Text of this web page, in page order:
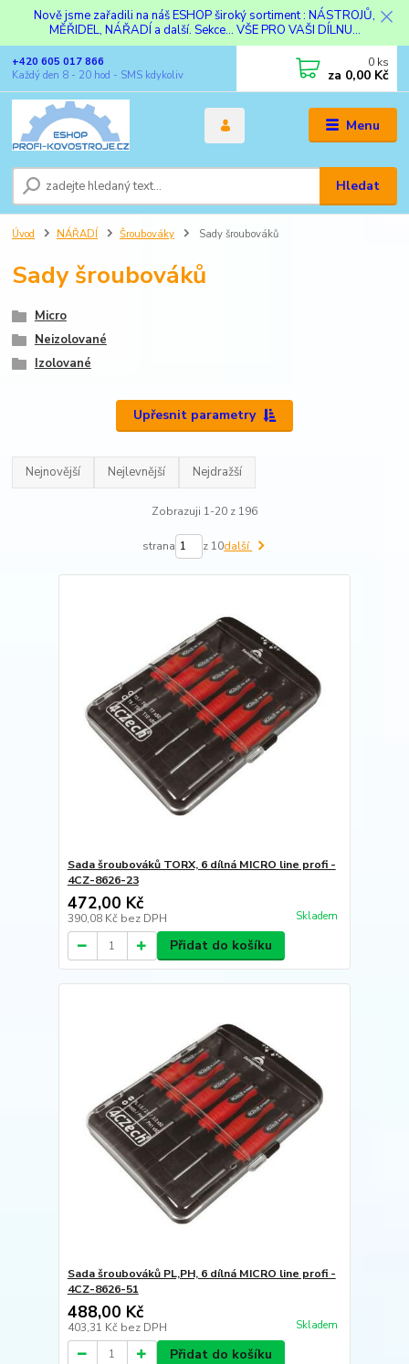
Nově jsme zařadili na náš ESHOP široký sortiment : NÁSTROJŮ,
MĚŘIDEL, NÁŘADÍ a další. Sekce... VŠE PRO VAŠI DÍLNU...
Menu
Hledat
+420 605 017 866
Každý den 8 - 20 hod - SMS kdykoliv
0 ks
za 0,00 Kč
Úvod NÁŘADÍ Šroubováky Sady šroubováků
Sady šroubováků
Micro
Neizolované
Izolované
Upřesnit parametry
Nejnovější Nejlevnější Nejdražší
Zobrazuji 1-20 z 196
strana z 10další
Sada šroubováků TORX, 6 dílná MICRO line profi -
4CZ-8626-23
472,00 Kč
390,08 Kč bez DPH Skladem
Přidat do košíku
Sada šroubováků PL,PH, 6 dílná MICRO line profi -
4CZ-8626-51
488,00 Kč
403,31 Kč bez DPH Skladem
Přidat do košíku